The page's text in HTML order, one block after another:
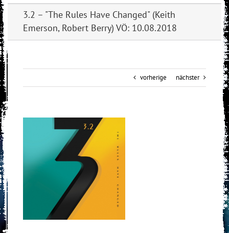
3.2 – "The Rules Have Changed" (Keith
Emerson, Robert Berry) VÖ: 10.08.2018
vorherige nächster